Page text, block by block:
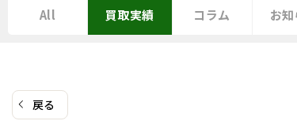
All 買取実績 コラム お知
戻る